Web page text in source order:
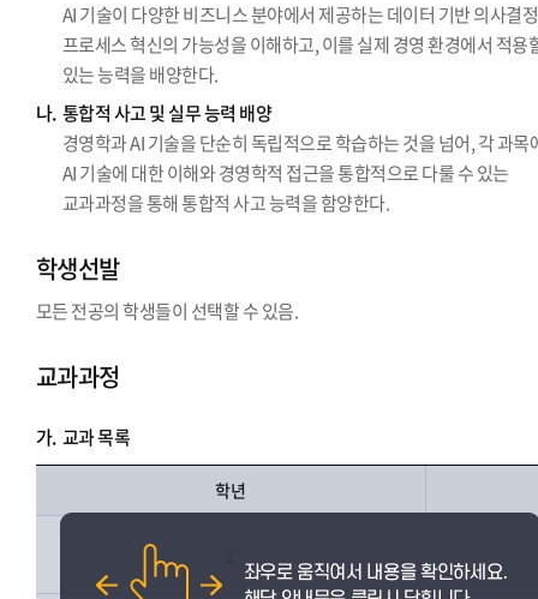
AI 기술이 다양한 비즈니스 분야에서 제공하는 데이터 기반 의사결
프로세스 혁신의 가능성을 이해하고, 이를 실제 경영 환경에서 적용
있는 능력을 배양한다.
나. 통합적 사고 및 실무 능력 배양
경영학과 AI 기술을 단순히 독립적으로 학습하는 것을 넘어, 각 과목
AI 기술에 대한 이해와 경영학적 접근을 통합적으로 다룰 수 있는
교과과정을 통해 통합적 사고 능력을 함양한다.
학생선발
모든 전공의 학생들이 선택할 수 있음.
교과과정
가. 교과 목록
학년